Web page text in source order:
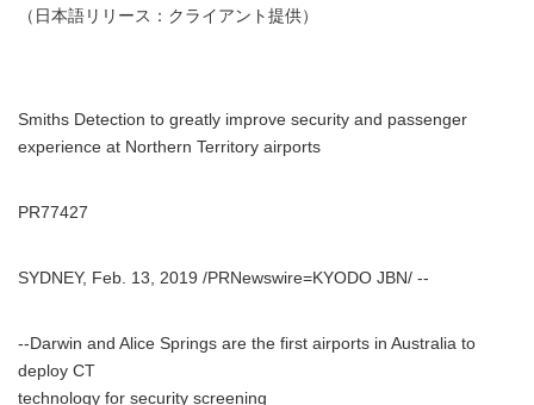
（日本語リリース：クライアント提供）
Smiths Detection to greatly improve security and passenger
experience at Northern Territory airports
PR77427
SYDNEY, Feb. 13, 2019 /PRNewswire=KYODO JBN/ --
--Darwin and Alice Springs are the first airports in Australia to
deploy CT
technology for security screening